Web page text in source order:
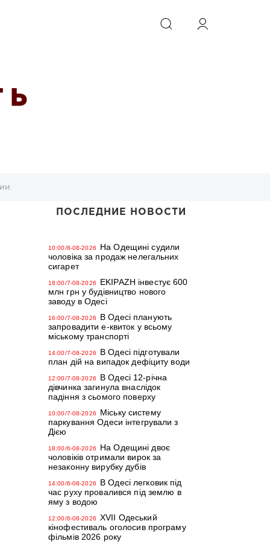
ИСКАТЬ
Ь
ПОСЛЕДНИЕ НОВОСТИ
10:00/8-08-2026
На Одещині судили
чоловіка за продаж нелегальних
сигарет
18:00/7-08-2026
EKIPAZH інвестує 600
млн грн у будівництво нового
заводу в Одесі
16:00/7-08-2026
В Одесі планують
запровадити е-квиток у всьому
міському транспорті
14:00/7-08-2026
В Одесі підготували
план дій на випадок дефіциту води
12:00/7-08-2026
В Одесі 12-річна
дівчинка загинула внаслідок
падіння з сьомого поверху
10:00/7-08-2026
Міську систему
паркування Одеси інтегрували з
Дією
18:00/6-08-2026
На Одещині двоє
чоловіків отримали вирок за
незаконну вирубку дубів
14:00/6-08-2026
В Одесі легковик під
час руху провалився під землю в
яму з водою
12:00/6-08-2026
XVII Одеський
кінофестиваль оголосив програму
фільмів 2026 року